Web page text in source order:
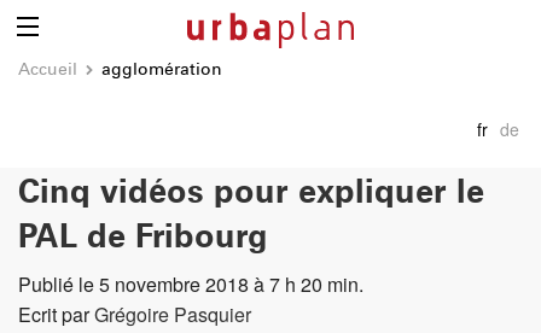
Accueil agglomération
fr de
Cinq vidéos pour expliquer le
PAL de Fribourg
Publié le 5 novembre 2018 à 7 h 20 min.
Ecrit parGrégoire Pasquier